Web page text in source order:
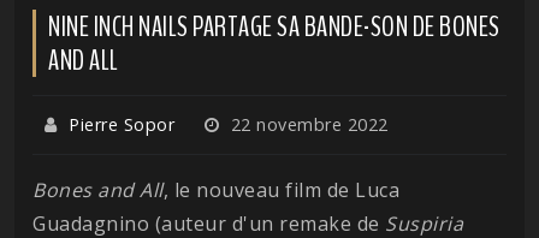
NINE INCH NAILS PARTAGE SA BANDE-SON DE BONES
AND ALL
Pierre Sopor 22 novembre 2022
Bones and All, le nouveau film de Luca
Guadagnino (auteur d'un remake de Suspiria